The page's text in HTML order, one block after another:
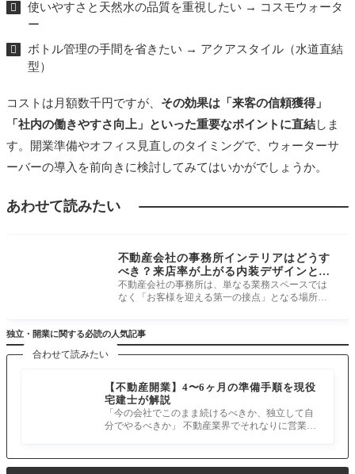
使いやすさと天然水の品質を重視したい → コスモウォータ
ー
ボトル管理の手間を省きたい → アクアスタイル（水道直結
型）
コストは月額数千円ですが、 その効果は「来客の信頼獲得」
「社内の働きやすさ向上」といった重要なポイントに直結しま
す。開業準備やオフィス見直しのタイミングで、ウォーターサ
ーバーの導入を前向きに検討してみてはいかがでしょうか。
あわせて読みたい
不動産会社の事務所インテリアはどうす
べき？来店率が上がる内装デザインとレ
イアウトの工夫
不動産会社の事務所は、単なる業務スペースでは
なく「お客様を迎える第一の接点」となる場所で
独立・開業に関する必読の人気記事
合わせて読みたい
【不動産開業】4〜6ヶ月の準備手順を現役
宅建士が解説
「今の会社でこのまま続けるべきか、独立して自
分でやるべきか」 不動産業界でそれなりに営業を